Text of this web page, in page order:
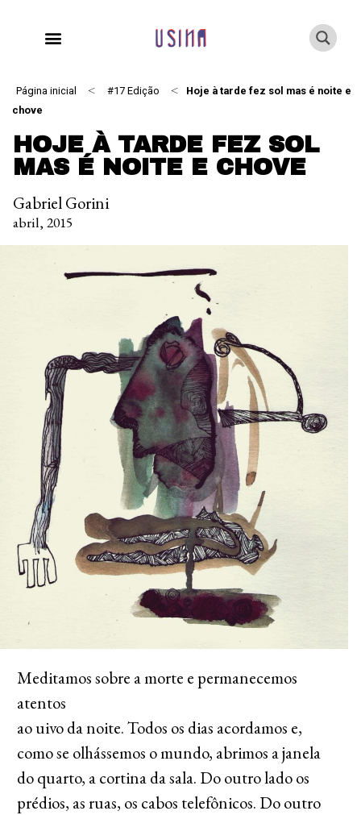
Página inicial < #17 Edição <
Hoje à tarde fez sol mas é noite e
chove
HOJE À TARDE FEZ SOL
MAS É NOITE E CHOVE
Gabriel Gorini
abril, 2015
Meditamos sobre a morte e permanecemos
atentos
ao uivo da noite. Todos os dias acordamos e,
como se olhássemos o mundo, abrimos a janela
do quarto, a cortina da sala. Do outro lado os
prédios, as ruas, os cabos telefônicos. Do outro